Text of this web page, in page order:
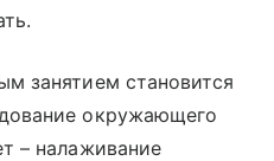
занятием становится
окружающего
– налаживание